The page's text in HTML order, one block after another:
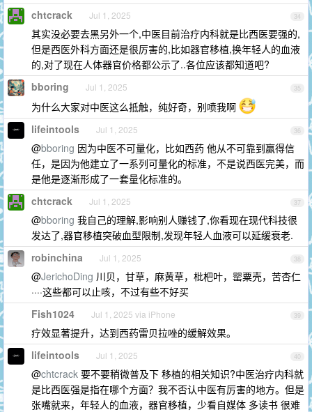
34
chtcrack Jul 1, 2025
其实没必要去黑另外一个,中医目前治疗内科就是比西医要强的,
但是西医外科方面还是很厉害的,比如器官移植,换年轻人的血液
的,对了现在人体器官价格都公示了..各位应该都知道吧?
35
bboring Jul 1, 2025
为什么大家对中医这么抵触，纯好奇，别喷我啊
36
lifeintools Jul 1, 2025
@bboring 因为中医不可量化，比如西药 他从不可靠到赢得信
任，是因为他建立了一系列可量化的标准，不是说西医完美，而
是他是逐渐形成了一套量化标准的。
37
chtcrack Jul 1, 2025
@bboring 我自己的理解,影响别人赚钱了,你看现在现代科技很
发达了,器官移植突破血型限制,发现年轻人血液可以延缓衰老.
38
robinchina Jul 1, 2025
@JerichoDing 川贝，甘草，麻黄草，枇杷叶，罂粟壳，苦杏仁
····这些都可以止咳，不过有些不好买
39
Fish1024 Jul 1, 2025 via iPhone
疗效显著提升，达到西药雷贝拉唑的缓解效果。
40
lifeintools Jul 1, 2025
@chtcrack 要不要稍微普及下 移植的相关知识?中医治疗内科就
是比西医强是指在哪个方面？我不否认中医有厉害的地方。但是
张嘴就来，年轻人的血液，器官移植，少看自媒体 多读书 很难